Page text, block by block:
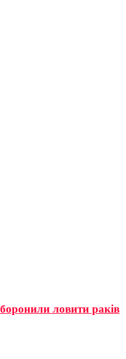
ловити раків